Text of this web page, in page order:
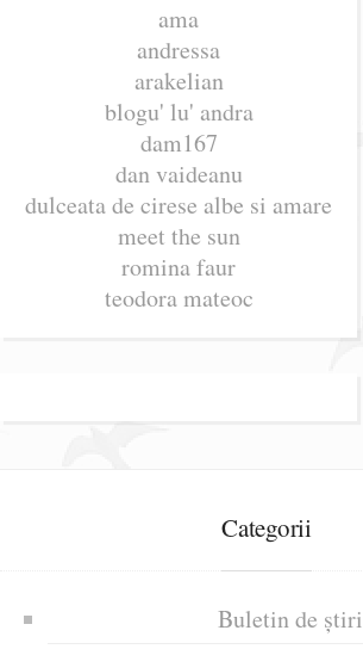
ama
andressa
arakelian
blogu' lu' andra
dam167
dan vaideanu
dulceata de cirese albe si amare
meet the sun
romina faur
teodora mateoc
Categorii
Buletin de știri